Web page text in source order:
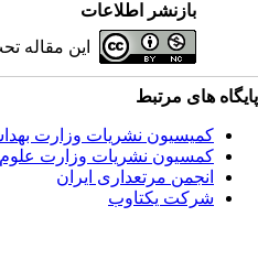
بازنشر اطلاعات
این مقاله
پایگاه های مرتبط
کمیسیون نشریات وزارت
کمسیون نشریات وزارت علوم
انجمن مرتعداری ایران
شرکت یکتاوب